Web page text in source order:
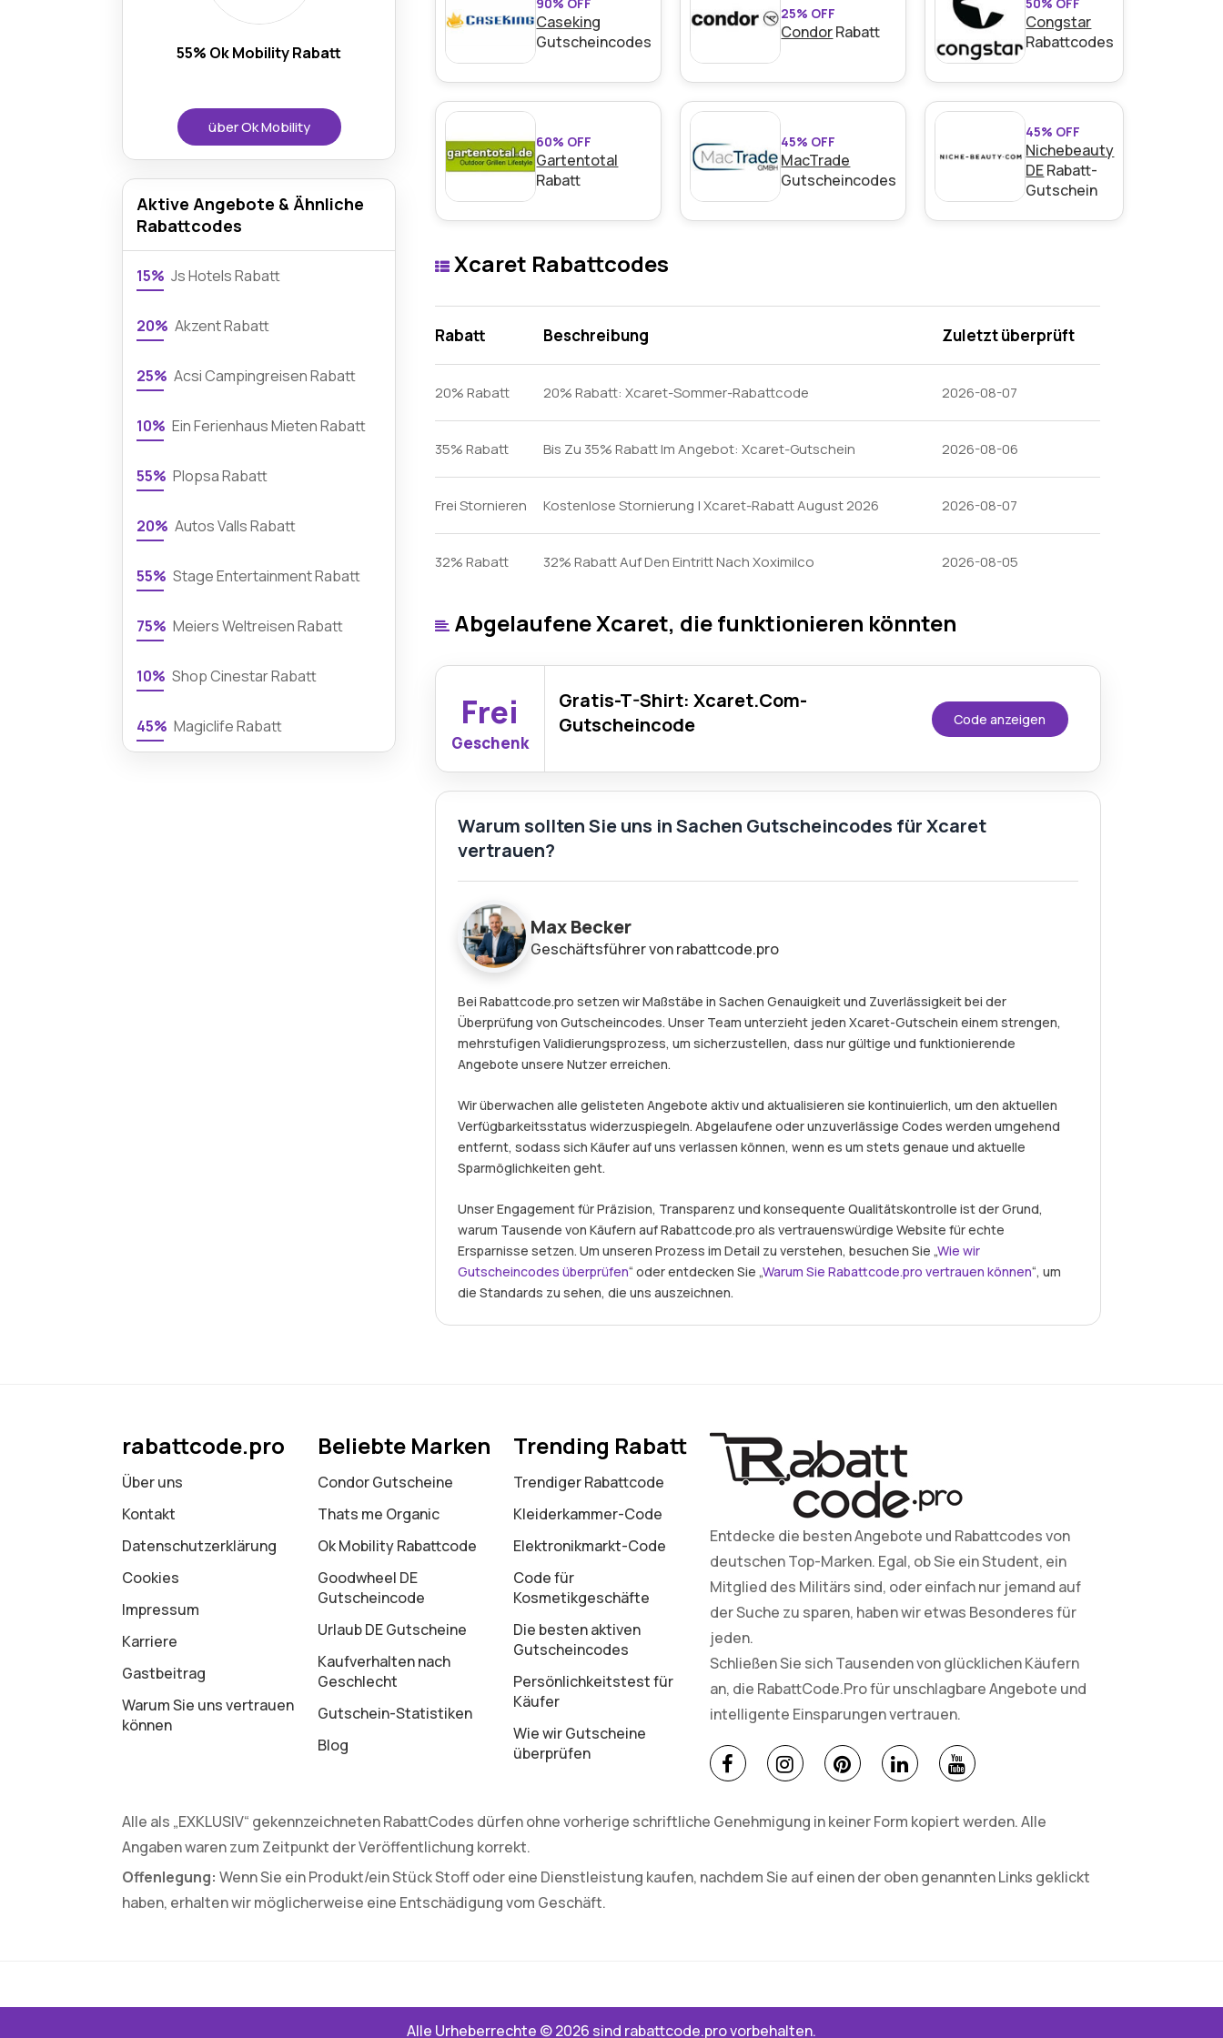
Art des Angebots:
Zeitlich begrenztes Angebot
Kumulierbar:
Nicht mit anderen Aktionen kombinierbar.
Händlers.
Caseking
Gutscheincodes
25% OFF
CondorRabatt
Congstar
Rabattcodes
60% OFF
Gartentotal
Rabatt
45% OFF
MacTrade
Gutscheincodes
45% OFF
Nichebeauty
DERabatt-
Gutschein
Xcaret Rabattcodes
Rabatt Beschreibung Zuletzt überprüft
20% Rabatt 20% Rabatt: Xcaret-Sommer-Rabattcode 2026-08-07
35% Rabatt Bis Zu 35% Rabatt Im Angebot: Xcaret-Gutschein 2026-08-06
Frei Stornieren Kostenlose Stornierung | Xcaret-Rabatt August 2026 2026-08-07
32% Rabatt 32% Rabatt Auf Den Eintritt Nach Xoximilco 2026-08-05
Abgelaufene Xcaret, die funktionieren könnten
Frei
Geschenk
Gratis-T-Shirt: Xcaret.Com-
Gutscheincode
Code anzeigen
Warum sollten Sie uns in Sachen Gutscheincodes für Xcaret
vertrauen?
Max Becker
Geschäftsführer von rabattcode.pro
Bei Rabattcode.pro setzen wir Maßstäbe in Sachen Genauigkeit und Zuverlässigkeit bei der
Überprüfung von Gutscheincodes. Unser Team unterzieht jeden Xcaret-Gutschein einem strengen,
mehrstufigen Validierungsprozess, um sicherzustellen, dass nur gültige und funktionierende
Angebote unsere Nutzer erreichen.
Wir überwachen alle gelisteten Angebote aktiv und aktualisieren sie kontinuierlich, um den aktuellen
Verfügbarkeitsstatus widerzuspiegeln. Abgelaufene oder unzuverlässige Codes werden umgehend
entfernt, sodass sich Käufer auf uns verlassen können, wenn es um stets genaue und aktuelle
Sparmöglichkeiten geht.
Unser Engagement für Präzision, Transparenz und konsequente Qualitätskontrolle ist der Grund,
warum Tausende von Käufern auf Rabattcode.pro als vertrauenswürdige Website für echte
Ersparnisse setzen. Um unseren Prozess im Detail zu verstehen, besuchen Sie „Wie wir
Gutscheincodes überprüfen“ oder entdecken Sie „Warum Sie Rabattcode.pro vertrauen können“, um
die Standards zu sehen, die uns auszeichnen.
55% Ok Mobility Rabatt
über Ok Mobility
Aktive Angebote & Ähnliche
Rabattcodes
15% Js Hotels Rabatt
20% Akzent Rabatt
25% Acsi Campingreisen Rabatt
10% Ein Ferienhaus Mieten Rabatt
55% Plopsa Rabatt
20% Autos Valls Rabatt
55% Stage Entertainment Rabatt
75% Meiers Weltreisen Rabatt
10% Shop Cinestar Rabatt
45% Magiclife Rabatt
rabattcode.pro
Über uns
Kontakt
Datenschutz­erklärung
Cookies
Impressum
Karriere
Gastbeitrag
Warum Sie uns vertrauen
können
Beliebte Marken
Condor Gutscheine
Thats me Organic
Ok Mobility Rabattcode
Goodwheel DE
Gutscheincode
Urlaub DE Gutscheine
Kaufverhalten nach
Geschlecht
Gutschein-Statistiken
Blog
Trending Rabatt
Trendiger Rabattcode
Kleiderkammer-Code
Elektronikmarkt-Code
Code für
Kosmetikgeschäfte
Die besten aktiven
Gutscheincodes
Persönlichkeitstest für
Käufer
Wie wir Gutscheine
überprüfen
Entdecke die besten Angebote und Rabattcodes von
deutschen Top-Marken. Egal, ob Sie ein Student, ein
Mitglied des Militärs sind, oder einfach nur jemand auf
der Suche zu sparen, haben wir etwas Besonderes für
jeden.
Schließen Sie sich Tausenden von glücklichen Käufern
an, die RabattCode.Pro für unschlagbare Angebote und
intelligente Einsparungen vertrauen.
Alle als „EXKLUSIV“ gekennzeichneten RabattCodes dürfen ohne vorherige schriftliche Genehmigung in keiner Form kopiert werden. Alle
Angaben waren zum Zeitpunkt der Veröffentlichung korrekt.
Offenlegung: Wenn Sie ein Produkt/ein Stück Stoff oder eine Dienstleistung kaufen, nachdem Sie auf einen der oben genannten Links geklickt
haben, erhalten wir möglicherweise eine Entschädigung vom Geschäft.
Alle Urheberrechte © 2026 sind rabattcode.pro vorbehalten.